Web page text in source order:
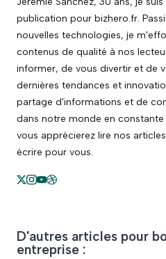
publication pour bizhero.fr.
nouvelles technologies, je
contenus de qualité à nos
informer, de vous divertir et de
dernières tendances et
partage d'informations et de
dans notre monde en
vous apprécierez lire nos
écrire pour vous.
D'autres articles pour
entreprise :